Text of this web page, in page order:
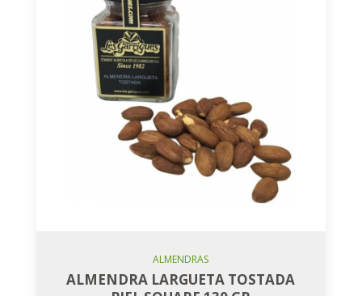
Añadir Al Carro
ALMENDRAS
ALMENDRA LARGUETA TOSTADA